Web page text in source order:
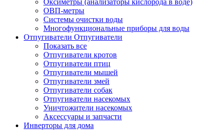
Оксиметры (анализаторы кислорода в воде)
ОВП-метры
Системы очистки воды
Многофункциональные приборы для воды
Отпугиватели Отпугиватели
Показать все
Отпугиватели кротов
Отпугиватели птиц
Отпугиватели мышей
Отпугиватели змей
Отпугиватели собак
Отпугиватели насекомых
Уничтожители насекомых
Аксессуары и запчасти
Инверторы для дома